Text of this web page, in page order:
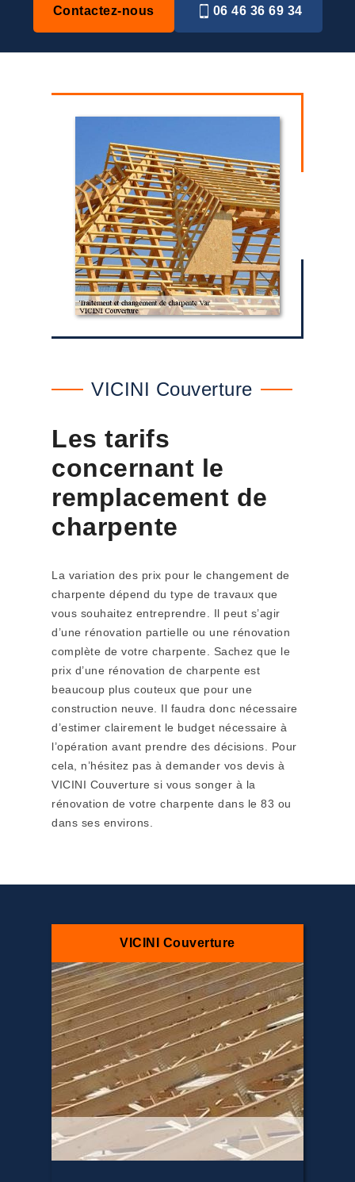
Contactez-nous 06 46 36 69 34
VICINI Couverture
Les tarifs
concernant le
remplacement de
charpente
La variation des prix pour le changement de
charpente dépend du type de travaux que
vous souhaitez entreprendre. Il peut s’agir
d’une rénovation partielle ou une rénovation
complète de votre charpente. Sachez que le
prix d’une rénovation de charpente est
beaucoup plus couteux que pour une
construction neuve. Il faudra donc nécessaire
d’estimer clairement le budget nécessaire à
l’opération avant prendre des décisions. Pour
cela, n’hésitez pas à demander vos devis à
VICINI Couverture si vous songer à la
rénovation de votre charpente dans le 83 ou
dans ses environs.
VICINI Couverture